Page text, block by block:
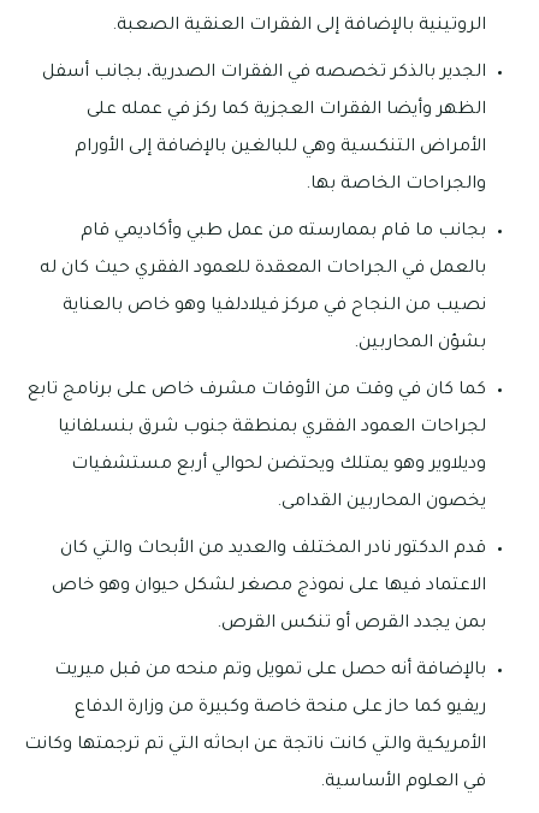
الروتينية بالإضافة إلى الفقرات العنقية الصعبة.
الجدير بالذكر تخصصه في الفقرات الصدرية، بجانب أسفل
الظهر وأيضا الفقرات العجزية كما ركز في عمله على
الأمراض التنكسية وهي للبالغين بالإضافة إلى الأورام
والجراحات الخاصة بها.
بجانب ما قام بممارسته من عمل طبي وأكاديمي قام
بالعمل في الجراحات المعقدة للعمود الفقري حيث كان له
نصيب من النجاح في مركز فيلادلفيا وهو خاص بالعناية
بشؤن المحاربين.
كما كان في وقت من الأوقات مشرف خاص على برنامج تابع
لجراحات العمود الفقري بمنطقة جنوب شرق بنسلفانيا
وديلاوير وهو يمتلك ويحتضن لحوالي أربع مستشفيات
يخصون المحاربين القدامى.
قدم الدكتور نادر المختلف والعديد من الأبحاث والتي كان
الاعتماد فيها على نموذج مصغر لشكل حيوان وهو خاص
بمن يجدد القرص أو تنكس القرص.
بالإضافة أنه حصل على تمويل وتم منحه من قبل ميريت
ريفيو كما حاز على منحة خاصة وكبيرة من وزارة الدفاع
الأمريكية والتي كانت ناتجة عن ابحاثه التي تم ترجمتها وكانت
في العلوم الأساسية.